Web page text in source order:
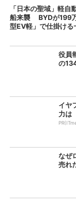
「日本の聖域」軽自
船来襲 BYDが199
型EV軽」で仕掛ける
役員
の
イヤ
力は
なぜ
売れ